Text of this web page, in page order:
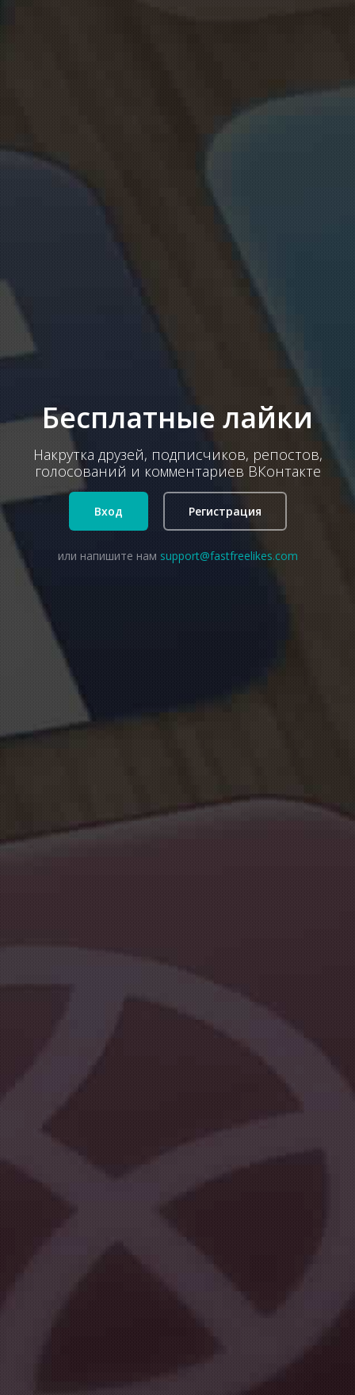
Бесплатные лайки
Накрутка друзей, подписчиков, репостов,
голосований и комментариев ВКонтакте
Вход Регистрация
или напишите нам support@fastfreelikes.com